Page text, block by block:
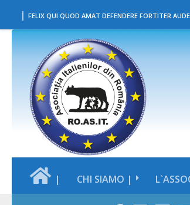
Salta al contenuto
| FELIX QUI QUOD AMAT DEFENDERE FORTITER
| CHI SIAMO |